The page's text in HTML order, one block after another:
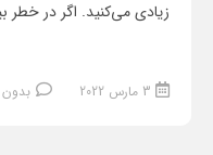
زیادی می‌کنید. اگر در خطر
3 مارس 2022 بدون